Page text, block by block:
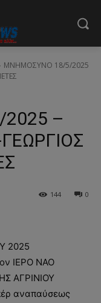
ΜΝΗΜΟΣΥΝΟ 18/5/2025
–
0
144
2025
ΙΕΡΟ ΝΑΟ
ΑΓΡΙΝΙΟΥ
αναπαύσεως